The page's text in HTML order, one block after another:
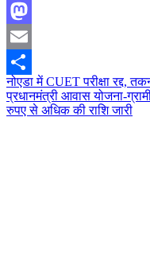
Facebook
Mastodon
Email
Share
Post
navigation
नोएडा में CUET परीक्षा रद्द,
प्रधानमंत्री आवास योजना-
रुपए से अधिक की राशि जारी